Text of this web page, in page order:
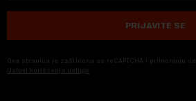
PRIJAVITE SE
Ova stranica je zaštićena sa reCAPTCHA i primenjuju se
Uslovi korišćenja usluge